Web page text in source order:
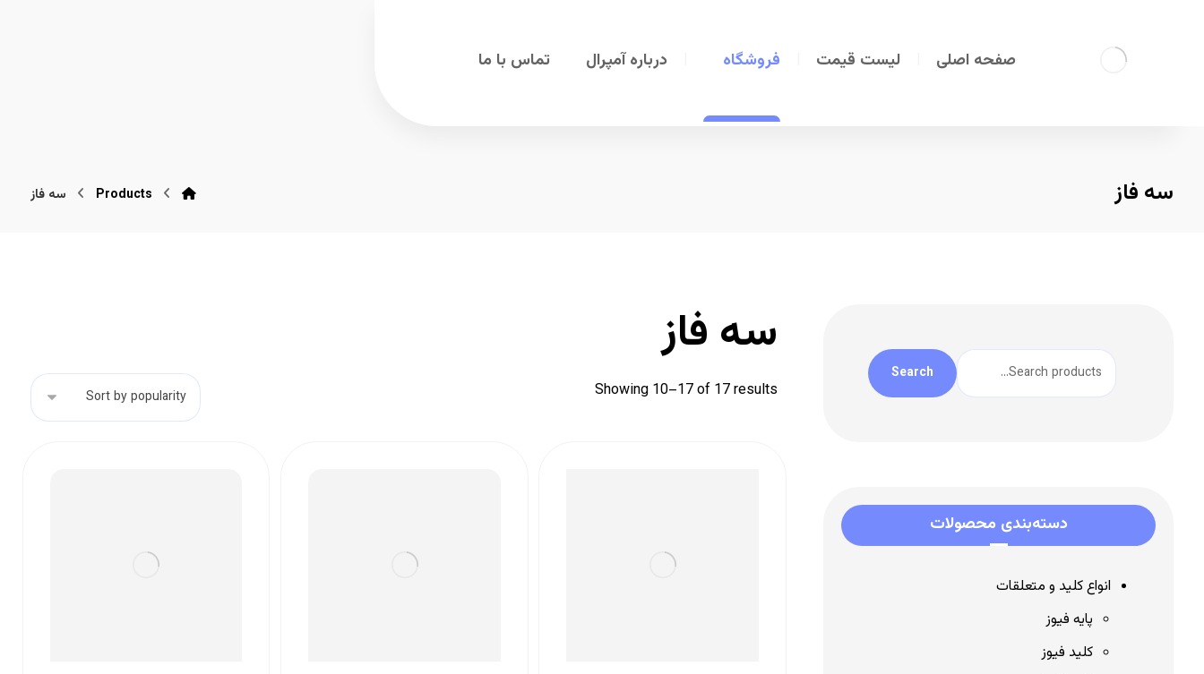
صفحه اصلی لیست قیمت فروشگاه درباره آمپرال تماس با ما
سه فاز Products سه فاز
سه فاز
Showing 10–17 of 17 results
Search
دسته‌بندی محصولات
انواع کلید و متعلقات
پایه فیوز
کلید فیوز